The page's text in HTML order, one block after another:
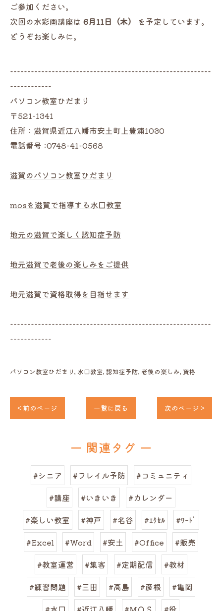
ご参加ください。
次回の水彩画講座は 6月11日（木）
を予定しています。
どうぞお楽しみに。
----------------------------------------------------------
------------
パソコン教室ひだまり
〒521-1341
住所：滋賀県近江八幡市安土町上豊浦1030
電話番号 :0748-41-0568
滋賀のパソコン教室ひだまり
mosを滋賀で指導する水口教室
地元の滋賀で楽しく認知症予防
地元滋賀で老後の楽しみをご提供
地元滋賀で資格取得を目指せます
----------------------------------------------------------
------------
パソコン教室ひだまり 水口教室 認知症予防 老後の楽しみ 資格
< 前のページ 一覧に戻る 次のページ >
関連タグ
#シニア #フレイル予防
#コミュニティ
#講座
#いきいき
#カレンダー
#楽しい教室
#神戸 #名谷 #ｴｸｾﾙ
#ﾜｰﾄﾞ
#Excel
#Word #安土 #Office
#販売
#教室運営
#集客 #定期配信
#教材
#練習問題
#三田 #高島 #彦根
#亀岡